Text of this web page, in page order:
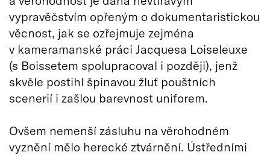
vypravěčstvím opřeným o dokumentaristickou
věcnost, jak se ozřejmuje zejména
v kameramanské práci Jacquesa Loiseleuxe
(s Boissetem spolupracoval i později), jenž
skvěle postihl špinavou žluť pouštních
scenerií i zašlou barevnost uniforem.
Ovšem nemenší zásluhu na věrohodném
vyznění mělo herecké ztvárnění. Ústředními